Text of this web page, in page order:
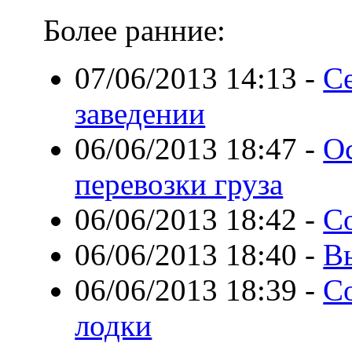
Более ранние:
07/06/2013 14:13 -
заведении
06/06/2013 18:47 -
перевозки груза
06/06/2013 18:42 -
06/06/2013 18:40 -
06/06/2013 18:39 -
лодки